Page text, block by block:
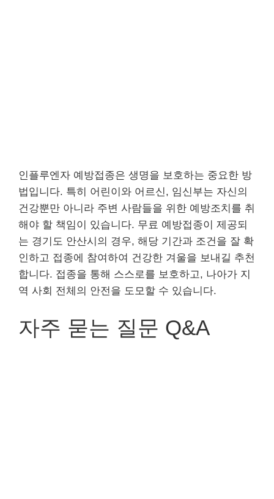
인플루엔자 예방접종은 생명을 보호하는 중요한 방
법입니다. 특히 어린이와 어르신, 임신부는 자신의
건강뿐만 아니라 주변 사람들을 위한 예방조치를 취
해야 할 책임이 있습니다. 무료 예방접종이 제공되
는 경기도 안산시의 경우, 해당 기간과 조건을 잘 확
인하고 접종에 참여하여 건강한 겨울을 보내길 추천
합니다. 접종을 통해 스스로를 보호하고, 나아가 지
역 사회 전체의 안전을 도모할 수 있습니다.
자주 묻는 질문 Q&A